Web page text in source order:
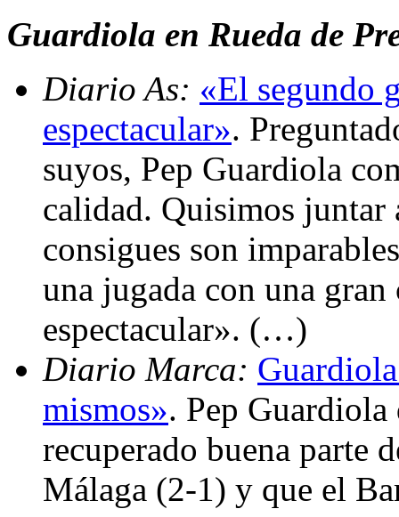
Guardiola en Rueda de
Diario As: «El segundo
espectacular».
suyos, Pep Guardiola
calidad. Quisimos juntar
consigues son
una jugada con una
espectacular». (…)
Diario Marca:
mismos». Pep Guardiola
recuperado buena parte
Málaga (2-1) y que el